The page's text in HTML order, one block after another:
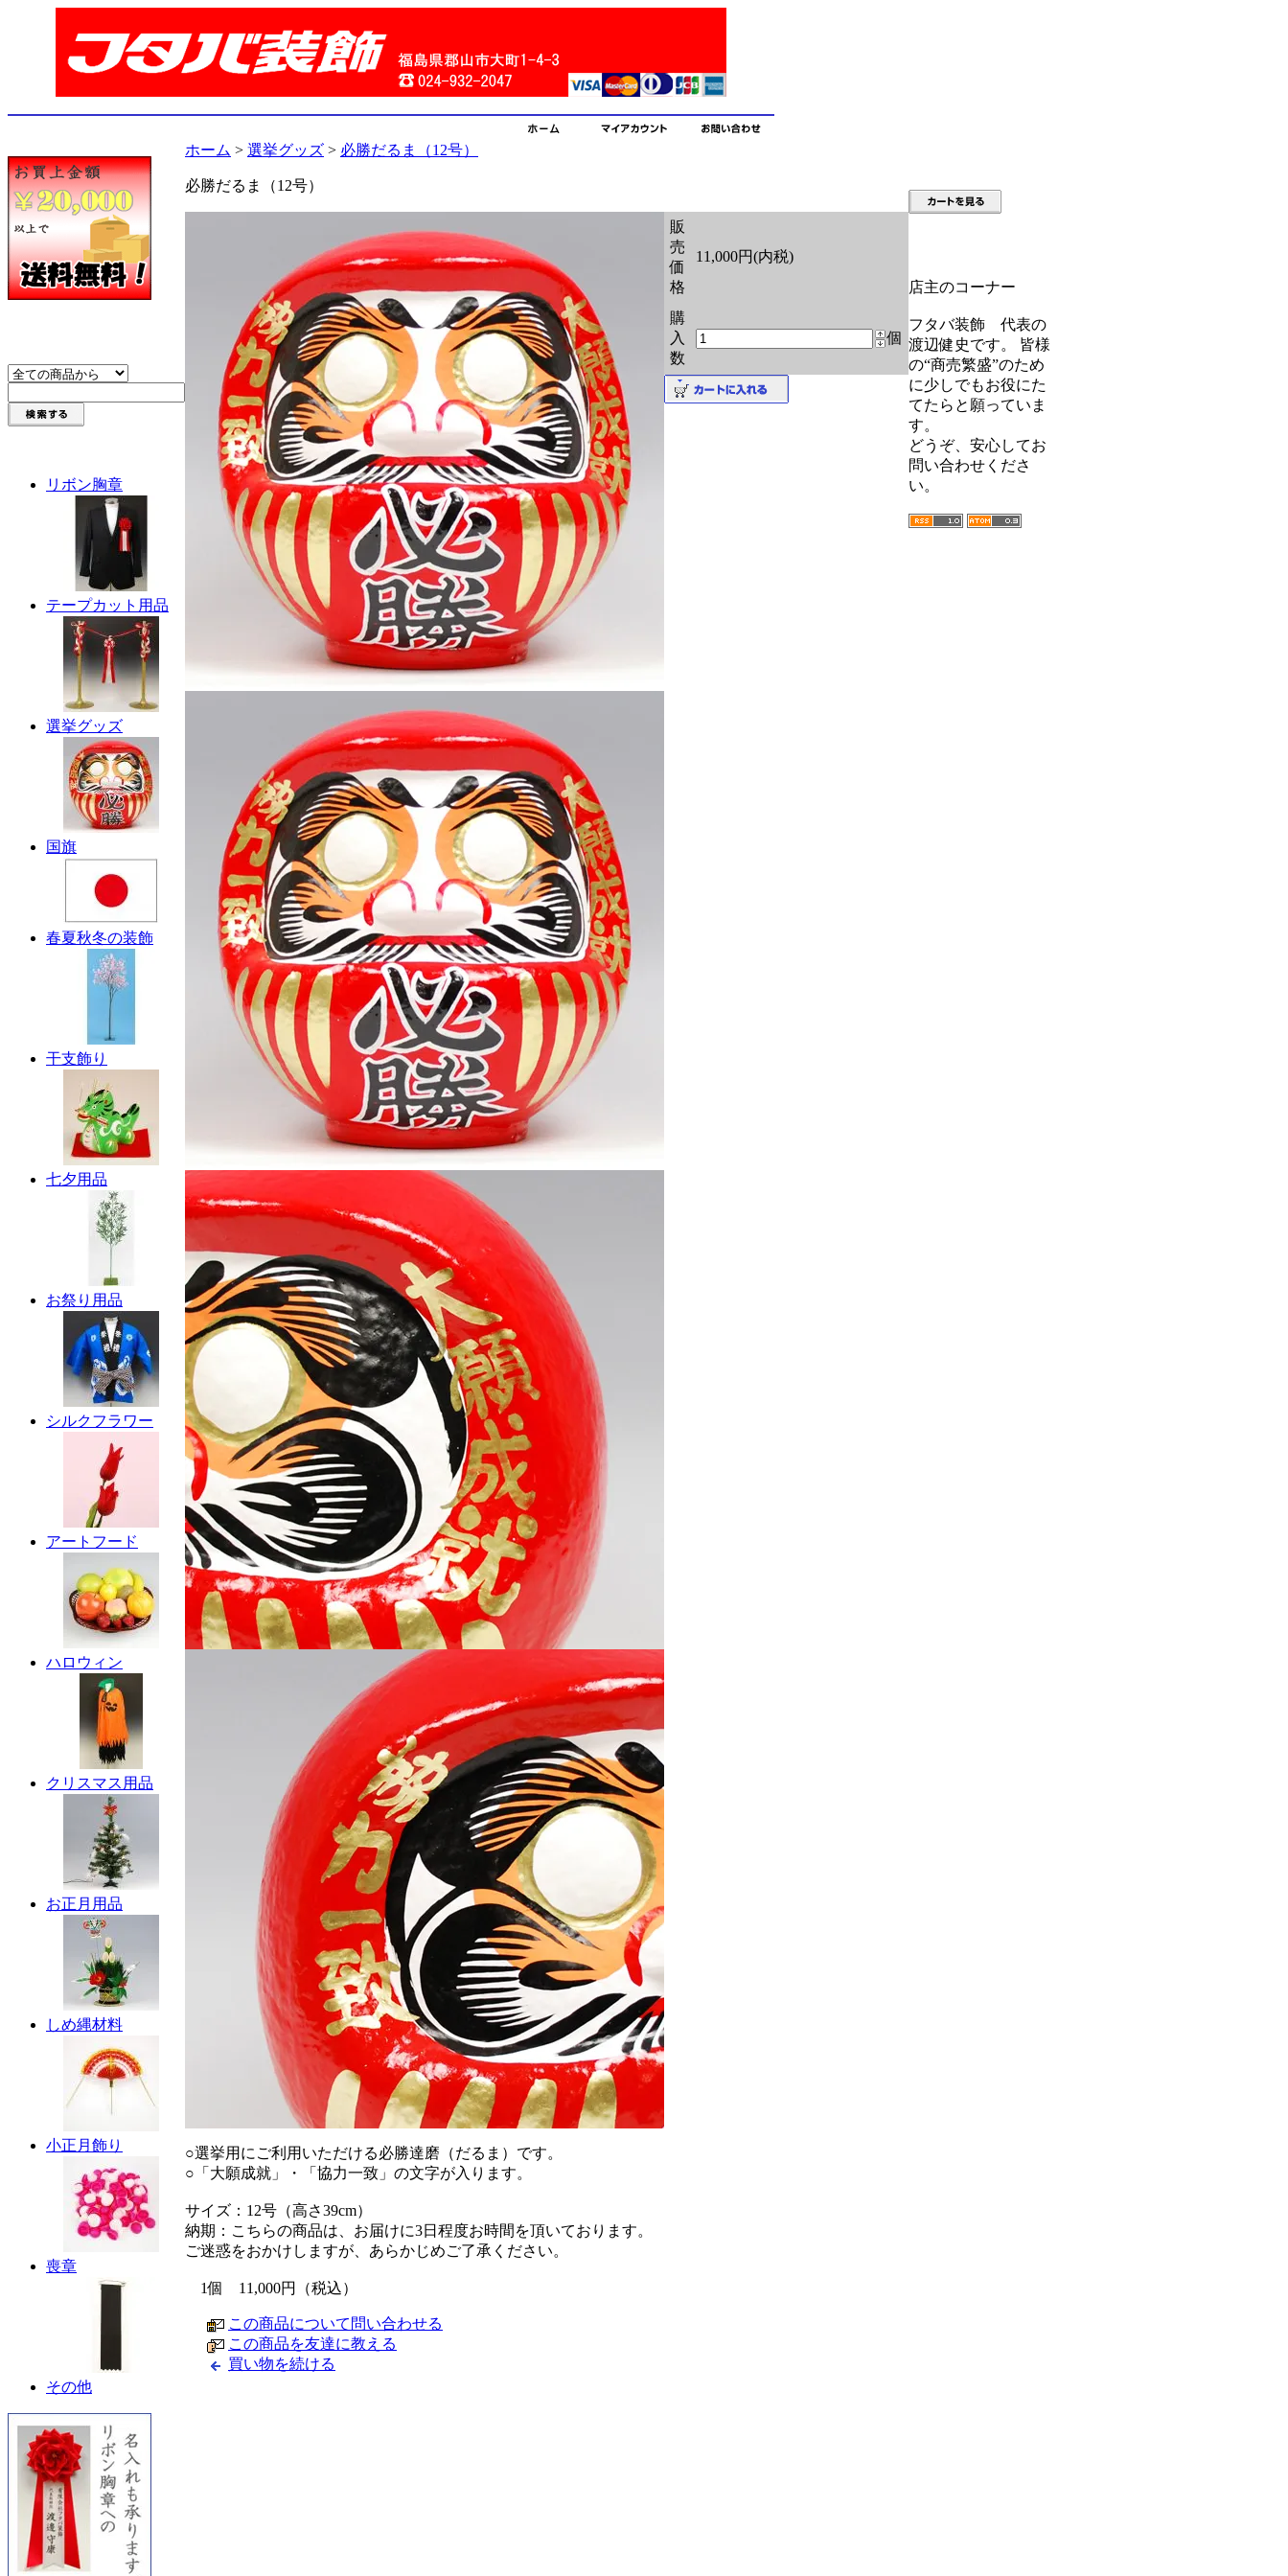
リボン胸章
テープカット用品
選挙グッズ
国旗
春夏秋冬の装飾
干支飾り
七夕用品
お祭り用品
シルクフラワー
アートフード
ハロウィン
クリスマス用品
お正月用品
しめ縄材料
小正月飾り
喪章
その他
ホーム > 選挙グッズ > 必勝だるま（12号）
必勝だるま（12号）
販
売
価
格
11,000円(内税)
購
入
数
個
○選挙用にご利用いただける必勝達磨（だるま）です。
○「大願成就」・「協力一致」の文字が入ります。
サイズ：12号（高さ39cm）
納期：こちらの商品は、お届けに3日程度お時間を頂いております。
ご迷惑をおかけしますが、あらかじめご了承ください。
1個 11,000円（税込）
この商品について問い合わせる
この商品を友達に教える
買い物を続ける
店主のコーナー
フタバ装飾 代表の
渡辺健史です。 皆様
の“商売繁盛”のため
に少しでもお役にた
てたらと願っていま
す。
どうぞ、安心してお
問い合わせくださ
い。